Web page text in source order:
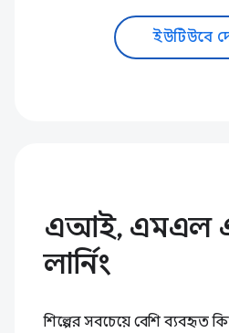
ইউটিউবে
এআই, এমএল
লার্নিং
শিল্পের সবচেয়ে বেশি ব্যবহৃত